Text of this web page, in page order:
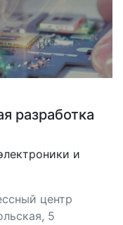
разработка
и
центр
5